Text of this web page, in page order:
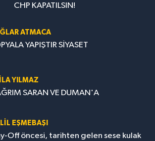
CHP KAPATILSIN!
ATMACA
YAPIŞTIR SİYASET
YILMAZ
SARAN VE DUMAN'A
EŞMEBAŞI
Off öncesi, tarihten gelen sese kulak